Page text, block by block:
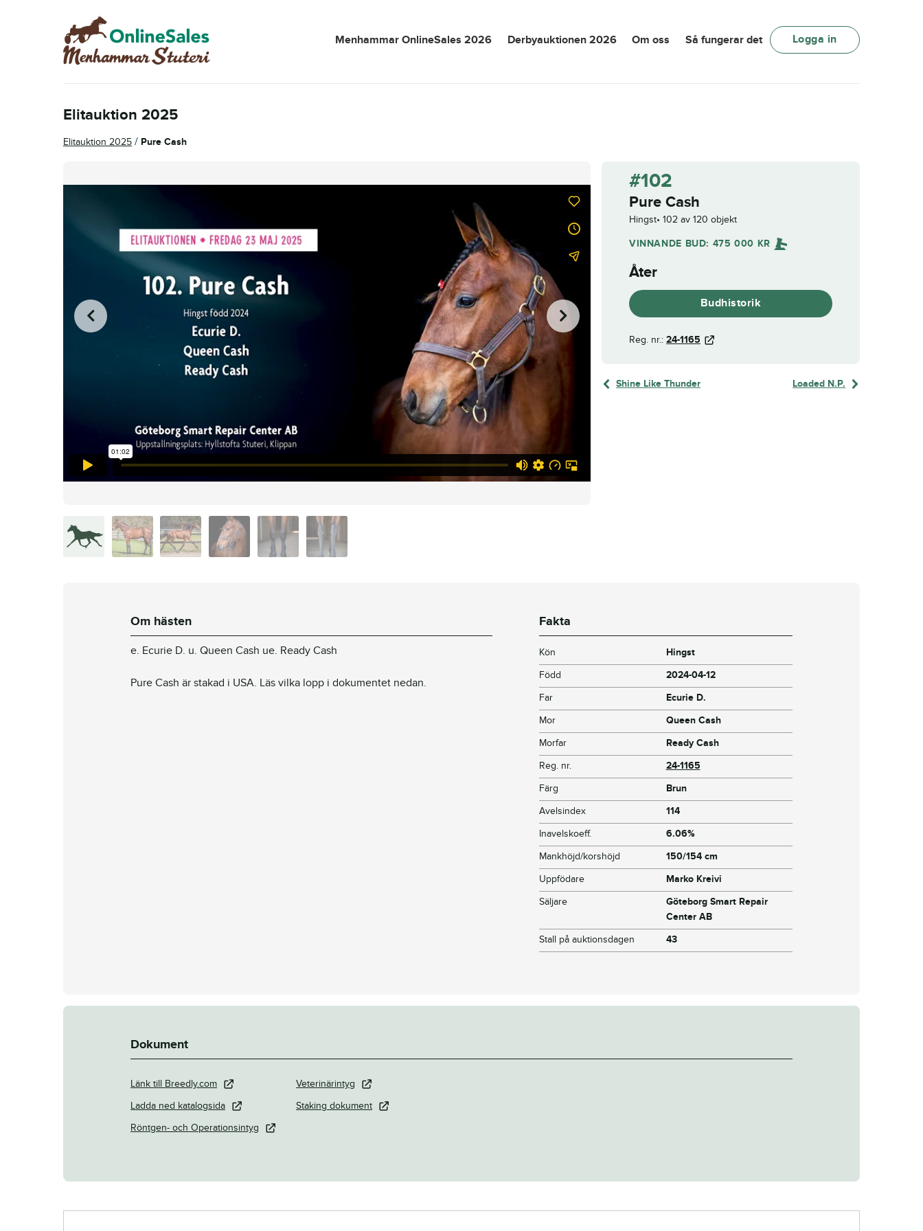
Hoppa
till
navigering
Hoppa
till
innehåll
Menhammar OnlineSales 2026 Derbyauktionen 2026 Om oss Så fungerar det Logga in
Elitauktion 2025
Elitauktion 2025 / Pure Cash
#102
Pure Cash
Hingst 102 av 120 objekt
VINNANDE BUD: 475 000 KR
Åter
Budhistorik
Reg. nr.: 24-1165
Shine Like Thunder Loaded N.P.
Om hästen
e. Ecurie D. u. Queen Cash ue. Ready Cash
Pure Cash är stakad i USA. Läs vilka lopp i dokumentet nedan.
Fakta
Kön
Hingst
Född
2024-04-12
Far
Ecurie D.
Mor
Queen Cash
Morfar
Ready Cash
Reg. nr.
24-1165
Färg
Brun
Avelsindex
114
Inavelskoeff.
6.06%
Mankhöjd/korshöjd
150/154 cm
Uppfödare
Marko Kreivi
Säljare
Göteborg Smart Repair
Center AB
Stall på auktionsdagen
43
Dokument
Länk till Breedly.com
Ladda ned katalogsida
Röntgen- och Operationsintyg
Veterinärintyg
Staking dokument